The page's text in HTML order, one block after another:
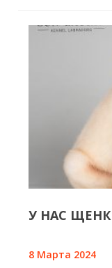
У НАС
8 Марта 2024